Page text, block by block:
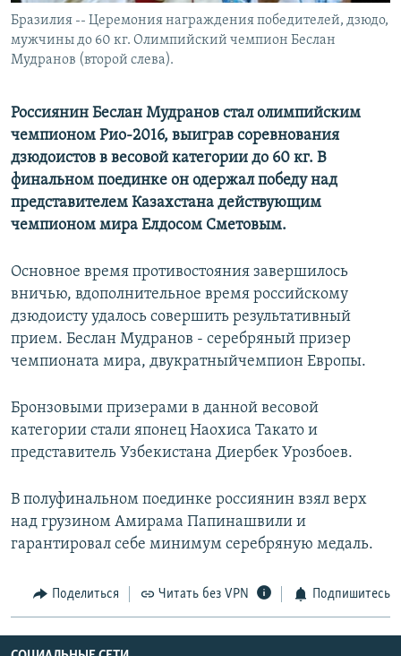
Все сайты РСЕ/РС
Бразилия -- Церемония награждения победителей, дзюдо,
мужчины до 60 кг. Олимпийский чемпион Беслан
Мудранов (второй слева).
Россиянин Беслан Мудранов стал олимпийским
чемпионом Рио-2016, выиграв соревнования
дзюдоистов в весовой категории до 60 кг. В
финальном поединке он одержал победу над
представителем Казахстана действующим
чемпионом мира Елдосом Сметовым.
Основное время противостояния завершилось
вничью, вдополнительное время российскому
дзюдоисту удалось совершить результативный
прием. Беслан Мудранов - серебряный призер
чемпионата мира, двукратныйчемпион Европы.
Бронзовыми призерами в данной весовой
категории стали японец Наохиса Такато и
представитель Узбекистана Диербек Урозбоев.
В полуфинальном поединке россиянин взял верх
над грузином Амирама Папинашвили и
гарантировал себе минимум серебряную медаль.
Поделиться Читать без VPN Подпишитесь